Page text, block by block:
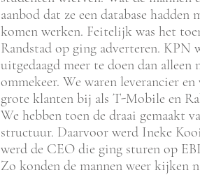
aanbod dat ze een database
komen werken. Feitelijk was het
Randstad op ging adverteren. KPN
uitgedaagd meer te doen dan alleen
ommekeer. We waren leverancier
grote klanten bij als T-Mobile en
We hebben toen de draai gemaakt
structuur. Daarvoor werd Ineke
werd de CEO die ging sturen op
Zo konden de mannen weer kijken